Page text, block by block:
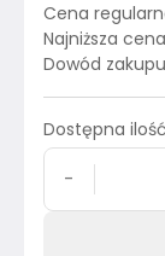
Cena
Najniższa
Dowód zakupu
Dostępna
-